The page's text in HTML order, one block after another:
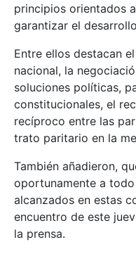
principios orientados
garantizar el
Entre ellos destacan
nacional, la
soluciones políticas,
constitucionales, el
recíproco entre las
trato paritario en la
También añadieron,
oportunamente a
alcanzados en estas
encuentro de este
la prensa.